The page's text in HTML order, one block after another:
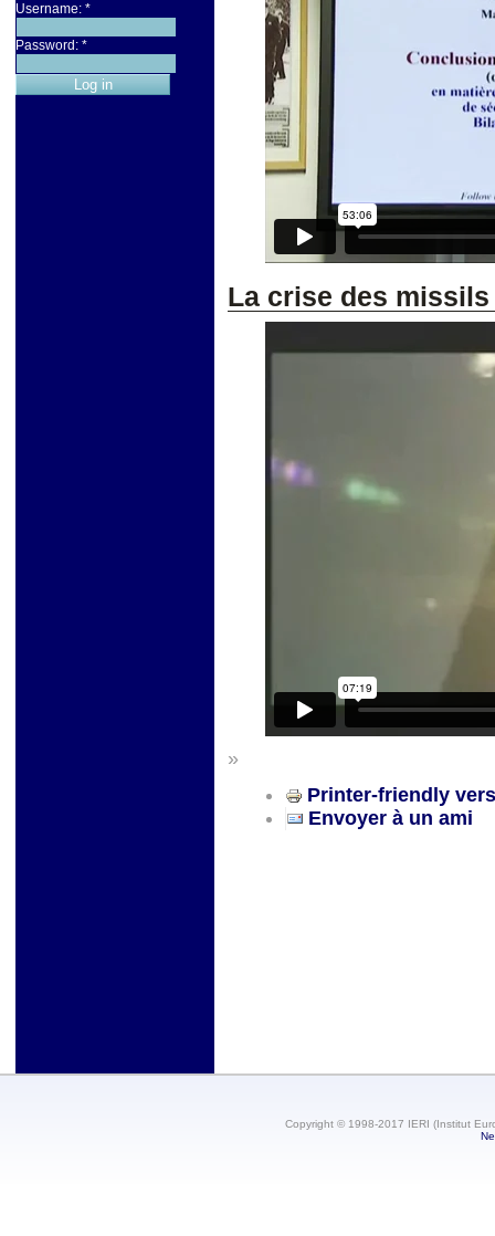
Username: *
Password: *
La crise des missils
»
Printer-friendly
Envoyer à un ami
Copyright © 1998-2017 IERI (Institut